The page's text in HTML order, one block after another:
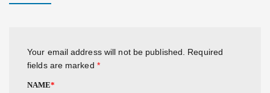
Your email address will not be published.
Required
fields are marked *
NAME*